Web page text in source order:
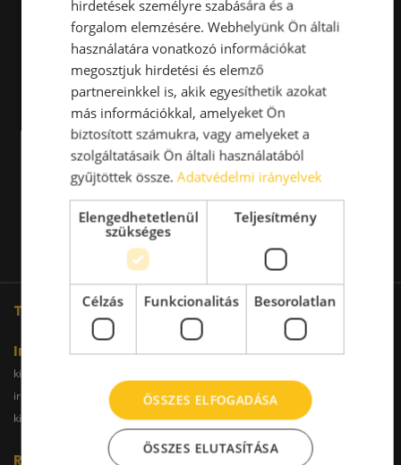
További oldalaink
Iroda
kiadoiroda.info
irodakiadobudapest.hu
kiadoirodabudaors.hu
kiadoirodagyor.hu
Raktár
hirdetések személyre szabására és a
forgalom elemzésére. Webhelyünk Ön általi
használatára vonatkozó információkat
megosztjuk hirdetési és elemző
partnereinkkel is, akik egyesíthetik azokat
más információkkal, amelyeket Ön
biztosított számukra, vagy amelyeket a
szolgáltatásaik Ön általi használatából
gyűjtöttek össze.Adatvédelmi irányelvek
Elengedhetetlenül
szükséges
Teljesítmény
Célzás Funkcionalitás Besorolatlan
ÖSSZES ELFOGADÁSA
ÖSSZES ELUTASÍTÁSA